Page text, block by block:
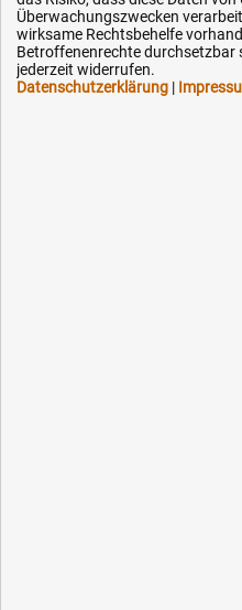
Ihre Hytec-Hydraulik
Schneller Versand, meist
Überwachungszwecken
wirksame Rechtsbehelfe
Betroffenenrechte durchsetzbar
jederzeit widerrufen.
Datenschutzerklärung |